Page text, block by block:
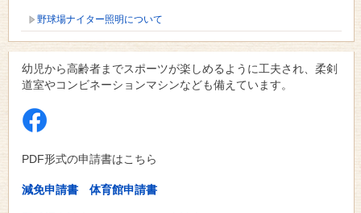
野球場ナイター照明について
幼児から高齢者までスポーツが楽しめるように工夫され、柔剣
道室やコンビネーションマシンなども備えています。
PDF形式の申請書はこちら
減免申請書 体育館申請書